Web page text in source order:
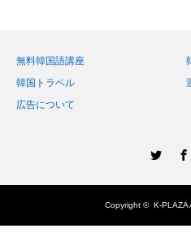
無料韓国語講座
韓国トラベル
広告について
Copyright ©K-PLAZA